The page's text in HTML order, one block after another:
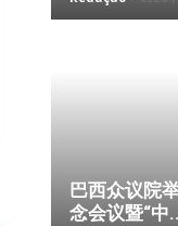
巴西众议院
念会议暨“中